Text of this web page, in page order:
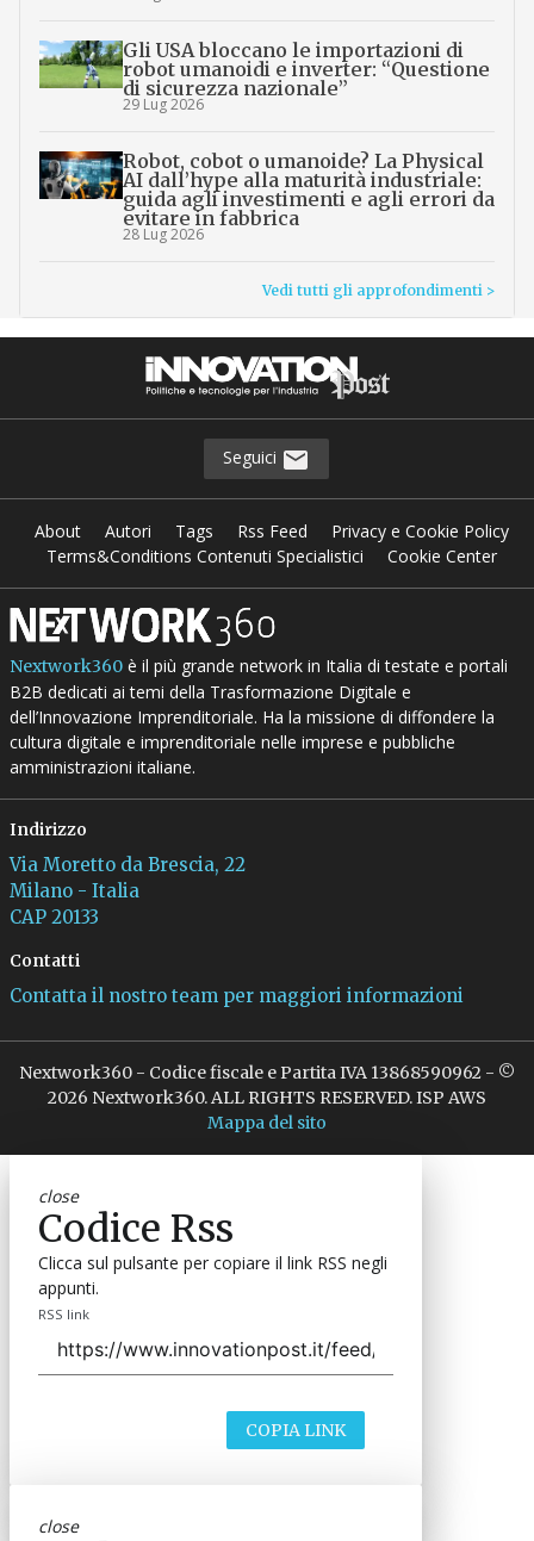
Gli USA bloccano le importazioni di
robot umanoidi e inverter: “Questione
di sicurezza nazionale”
29 Lug 2026
Robot, cobot o umanoide? La Physical
AI dall’hype alla maturità industriale:
guida agli investimenti e agli errori da
evitare in fabbrica
28 Lug 2026
Vedi tutti gli approfondimenti >
Seguici
About Autori Tags Rss Feed
Privacy e Cookie Policy
Terms&Conditions Contenuti Specialistici
Cookie Center
Nextwork360è il più grande network in Italia di testate e portali
B2B dedicati ai temi della Trasformazione Digitale e
dell’Innovazione Imprenditoriale. Ha la missione di diffondere la
cultura digitale e imprenditoriale nelle imprese e pubbliche
amministrazioni italiane.
Indirizzo
Via Moretto da Brescia, 22
Milano - Italia
CAP 20133
Contatti
Contatta il nostro team per maggiori informazioni
Nextwork360 - Codice fiscale e Partita IVA 13868590962 - ©
2026 Nextwork360. ALL RIGHTS RESERVED. ISP AWS
Mappa del sito
close
Codice Rss
Clicca sul pulsante per copiare il link RSS negli
appunti.
RSS link
COPIA LINK
close